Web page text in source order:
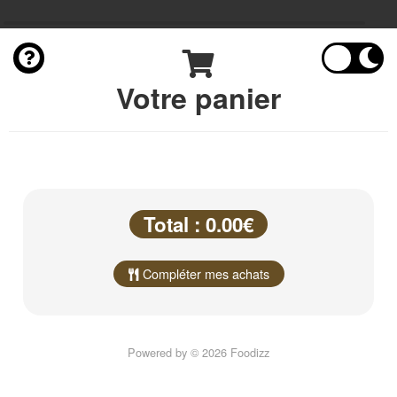
Votre panier
Total : 0.00€
Compléter mes achats
Powered by © 2026 Foodizz